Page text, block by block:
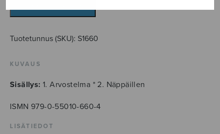
mieskuorolle
määrä
Tuotetunnus (SKU): S1660
KUVAUS
Sisällys: 1. Arvostelma * 2. Näppäillen
ISMN 979-0-55010-660-4
LISÄTIEDOT